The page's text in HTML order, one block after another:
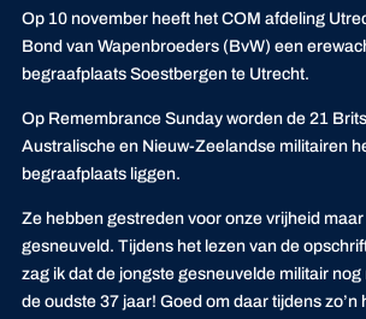
Op 10 november heeft het COM afdeling
Bond van Wapenbroeders (BvW) een
begraafplaats Soestbergen te Utrecht.
Op Remembrance Sunday worden de 21
Australische en Nieuw-Zeelandse militairen
begraafplaats liggen.
Ze hebben gestreden voor onze vrijheid
gesneuveld. Tijdens het lezen van de
zag ik dat de jongste gesneuvelde militair
de oudste 37 jaar! Goed om daar tijdens zo’n